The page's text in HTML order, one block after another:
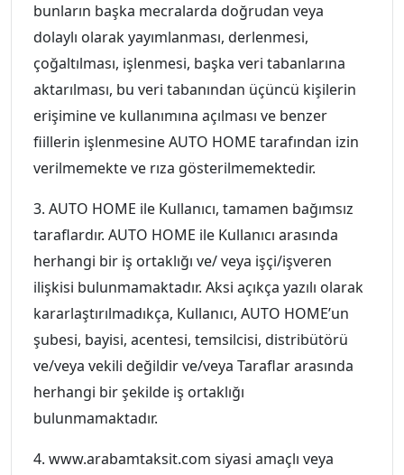
bunların başka mecralarda doğrudan veya
dolaylı olarak yayımlanması, derlenmesi,
çoğaltılması, işlenmesi, başka veri tabanlarına
aktarılması, bu veri tabanından üçüncü kişilerin
erişimine ve kullanımına açılması ve benzer
fiillerin işlenmesine AUTO HOME tarafından izin
verilmemekte ve rıza gösterilmemektedir.
3. AUTO HOME ile Kullanıcı, tamamen bağımsız
taraflardır. AUTO HOME ile Kullanıcı arasında
herhangi bir iş ortaklığı ve/ veya işçi/işveren
ilişkisi bulunmamaktadır. Aksi açıkça yazılı olarak
kararlaştırılmadıkça, Kullanıcı, AUTO HOME’un
şubesi, bayisi, acentesi, temsilcisi, distribütörü
ve/veya vekili değildir ve/veya Taraflar arasında
herhangi bir şekilde iş ortaklığı
bulunmamaktadır.
4. www.arabamtaksit.com siyasi amaçlı veya